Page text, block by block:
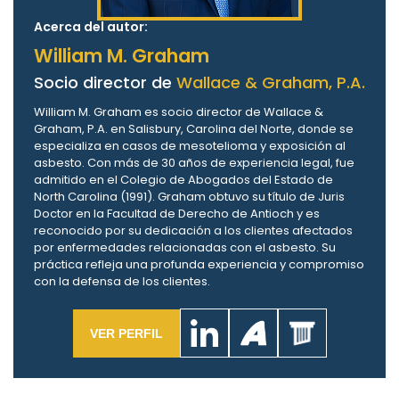
Acerca del autor:
William M. Graham
Socio director de Wallace & Graham, P.A.
William M. Graham es socio director de Wallace &
Graham, P.A. en Salisbury, Carolina del Norte, donde se
especializa en casos de mesotelioma y exposición al
asbesto. Con más de 30 años de experiencia legal, fue
admitido en el Colegio de Abogados del Estado de
North Carolina (1991). Graham obtuvo su título de Juris
Doctor en la Facultad de Derecho de Antioch y es
reconocido por su dedicación a los clientes afectados
por enfermedades relacionadas con el asbesto. Su
práctica refleja una profunda experiencia y compromiso
con la defensa de los clientes.
VER PERFIL